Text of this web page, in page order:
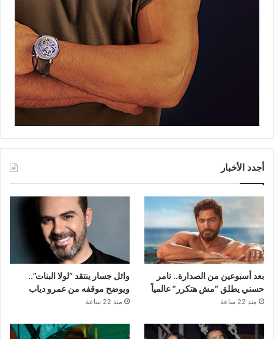
أجدد الأخبار
بعد أسبوعين من الصدارة.. تامر
حسني يطلق “مش هتكرر” عالمياً
منذ 22 ساعة
وائل جسار ينتقد “لولا البنات”..
ويوضح موقفه من عمرو دياب
منذ 22 ساعة